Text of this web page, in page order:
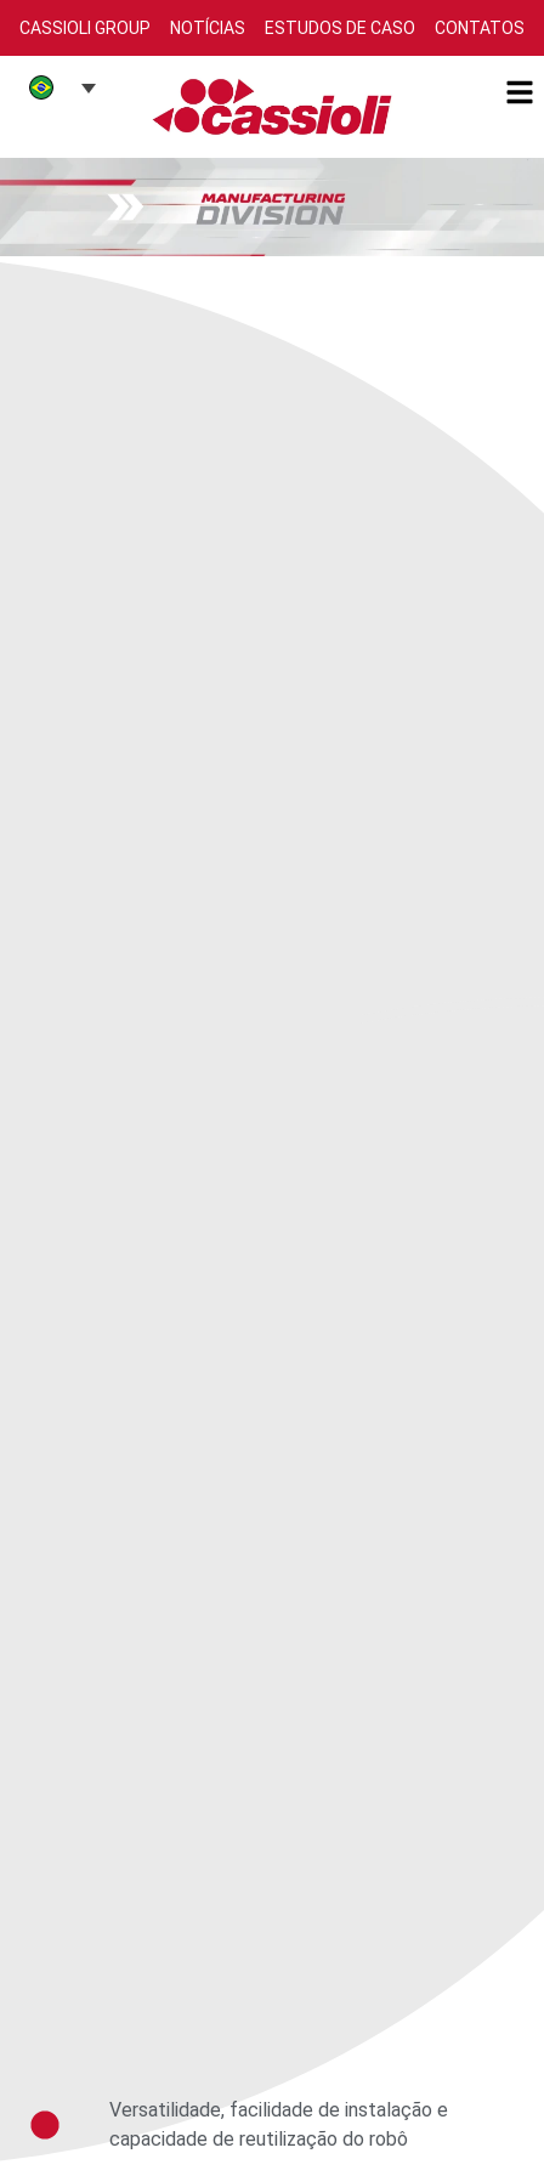
CASSIOLI GROUP NOTÍCIAS ESTUDOS DE CASO CONTATOS
Versatilidade, facilidade de instalação e
capacidade de reutilização do robô